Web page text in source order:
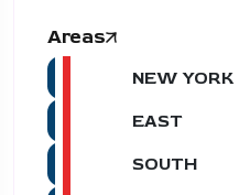
Areas
NEW YORK
EAST
SOUTH